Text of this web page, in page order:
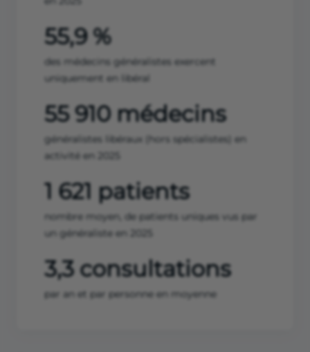
55,9 %
des médecins généralistes exercent
uniquement en libéral
55 910 médecins
généralistes libéraux (hors spécialistes) en
activité en 2025
1 621 patients
nombre moyen, de patients uniques vus par
un généraliste en 2025
3,3 consultations
par an et par personne en moyenne